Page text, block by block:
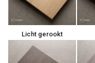
Licht gerookt